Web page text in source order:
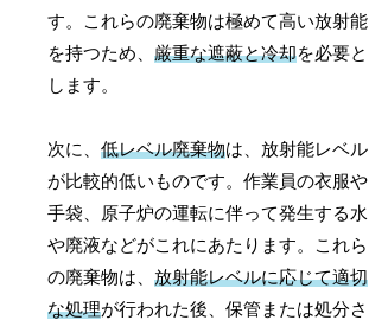
す。これらの廃棄物は極めて高い放射能
を持つため、厳重な遮蔽と冷却を必要と
します。
次に、低レベル廃棄物は、放射能レベル
が比較的低いものです。作業員の衣服や
手袋、原子炉の運転に伴って発生する水
や廃液などがこれにあたります。これら
の廃棄物は、放射能レベルに応じて適切
な処理が行われた後、保管または処分さ